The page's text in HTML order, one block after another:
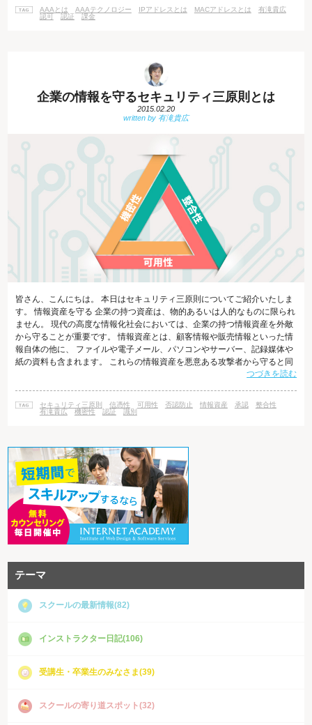
で間違いないか確認・検証する
AAAとは AAAテクノロジー IPアドレスとは MACアドレスとは
有滝貴広
認可
認証 課金
企業の情報を守るセキュリティ三原則とは
2015.02.20
皆さん、こんにちは。 本日はセキュリティ三原則についてご紹介いたしま
す。 情報資産を守る 企業の持つ資産は、物的あるいは人的なものに限られ
ません。 現代の高度な情報化社会においては、企業の持つ情報資産を外敵
から守ることが重要です。 情報資産とは、顧客情報や販売情報といった情
報自体の他に、 ファイルや電子メール、パソコンやサーバー、記録媒体や
紙の資料も含まれます。 これらの情報資産を悪意ある攻撃者から守ると同
時に、 適切に管理・運用するためのセキュリティ原則として、「機密性・
ない状態を維持・確保することをいいます。 機密性を保つためには、暗号
つづきを読む
セキュリティ三原則 信憑性 可用性 否認防止 情報資産 承認
整合性
有滝貴広
機密性 認証 識別
テーマ
スクールの最新情報(82)
インストラクター日記(106)
受講生・卒業生のみなさま(39)
スクールの寄り道スポット(32)